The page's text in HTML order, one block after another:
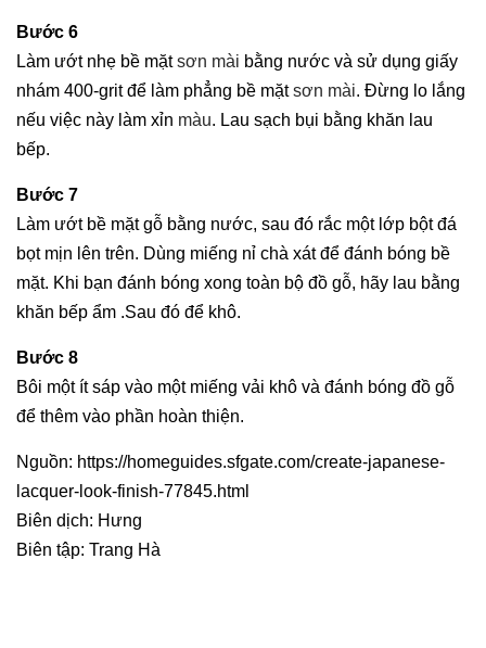
Bước 6
Làm ướt nhẹ bề mặtsơn mài bằng nước và sử dụng giấy
nhám 400-grit để làm phẳng bề mặtsơn mài. Đừng lo lắng
nếu việc này làm xỉn màu. Lau sạch bụi bằng khăn lau
bếp.
Bước 7
Làm ướt bề mặt gỗ bằng nước, sau đó rắc một lớp bột đá
bọt mịn lên trên. Dùng miếng nỉ chà xát để đánh bóng bề
mặt. Khi bạn đánh bóng xong toàn bộ đồ gỗ, hãy lau bằng
khăn bếp ẩm .Sau đó để khô.
Bước 8
Bôi một ít sáp vào một miếng vải khô và đánh bóng đồ gỗ
để thêm vào phần hoàn thiện.
Nguồn: https://homeguides.sfgate.com/create-japanese-
lacquer-look-finish-77845.html
Biên dịch: Hưng
Biên tập: Trang Hà